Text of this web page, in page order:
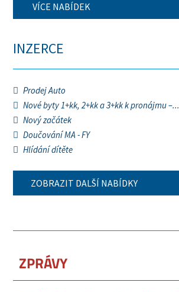
VÍCE NABÍDEK
INZERCE
Prodej Auto
Nové byty 1+kk, 2+kk a 3+kk k pronájmu –...
Nový začátek
Doučování MA - FY
Hlídání dítěte
ZOBRAZIT DALŠÍ NABÍDKY
ZPRÁVY